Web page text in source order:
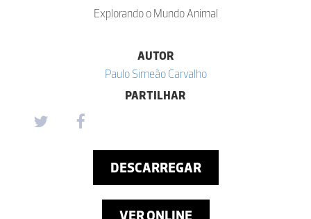
Explorando o Mundo Animal
AUTOR
Paulo Simeão Carvalho
PARTILHAR
DESCARREGAR